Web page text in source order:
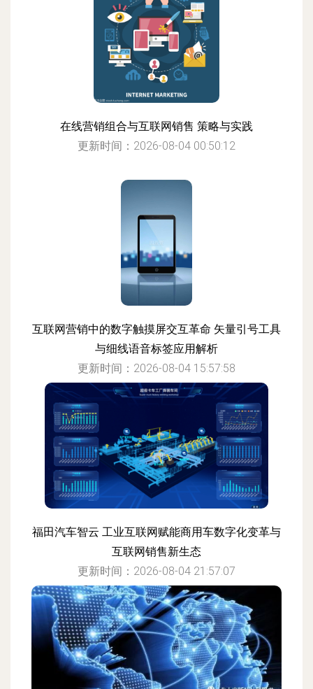
在线营销组合与互联网销售 策略与实践
更新时间：2026-08-04 00:50:12
互联网营销中的数字触摸屏交互革命 矢量引号工具
与细线语音标签应用解析
更新时间：2026-08-04 15:57:58
福田汽车智云 工业互联网赋能商用车数字化变革与
互联网销售新生态
更新时间：2026-08-04 21:57:07